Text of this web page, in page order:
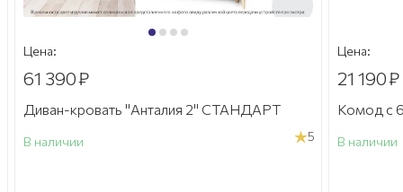
Цена:
61 390₽
Диван-кровать "Анталия 2" СТАНДАРТ
В наличии 5
Цена:
21 190₽
Комод с
В наличии